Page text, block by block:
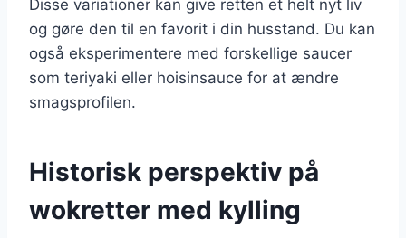
Disse variationer kan give retten et helt nyt liv
og gøre den til en favorit i din husstand. Du kan
også eksperimentere med forskellige saucer
som teriyaki eller hoisinsauce for at ændre
smagsprofilen.
Historisk perspektiv på
wokretter med kylling